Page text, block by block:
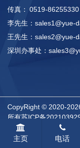
传真： 0519-86255330
李先生： sales1@yue-
王先生： sales2@yue-
深圳办事处：
CopyRight © 2020-
所有苏ICP备
主页 电话